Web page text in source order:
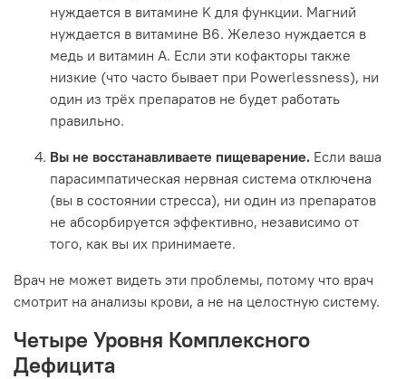
нуждается в витамине K для функции. Магний
нуждается в витамине B6. Железо нуждается в
медь и витамин A. Если эти кофакторы также
низкие (что часто бывает при Powerlessness), ни
один из трёх препаратов не будет работать
правильно.
Вы не восстанавливаете пищеварение. Если ваша
парасимпатическая нервная система отключена
(вы в состоянии стресса), ни один из препаратов
не абсорбируется эффективно, независимо от
того, как вы их принимаете.
Врач не может видеть эти проблемы, потому что врач
смотрит на анализы крови, а не на целостную систему.
Четыре Уровня Комплексного
Дефицита